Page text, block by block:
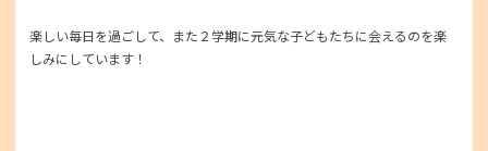
楽しい毎日を過ごして、また２学期に元気な子どもたちに会えるのを楽
しみにしています！